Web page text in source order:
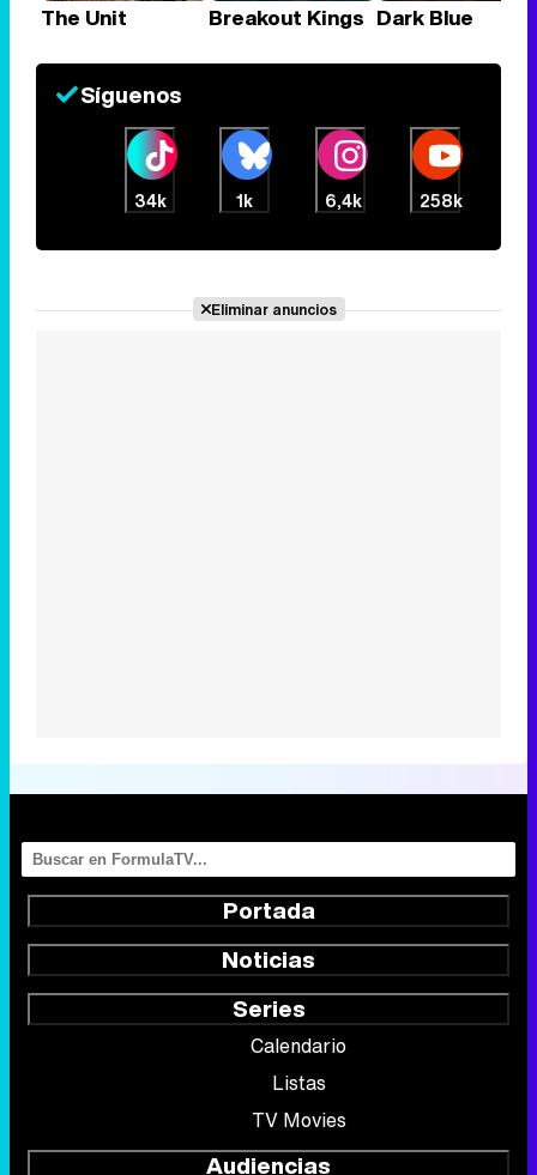
The Unit Breakout Kings Dark Blue
Síguenos
34k 1k 6,4k 258k
Eliminar anuncios
Portada
Noticias
Series
Calendario
Listas
TV Movies
Audiencias